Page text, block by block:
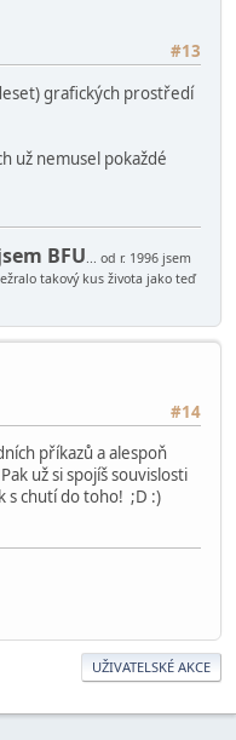
#13
grafických prostředí
už nemusel pokaždé
BFU... od r. 1996 jsem
takový kus života jako teď
#14
příkazů a alespoň
už si spojíš souvislosti
s chutí do toho! ;D :)
UŽIVATELSKÉ AKCE